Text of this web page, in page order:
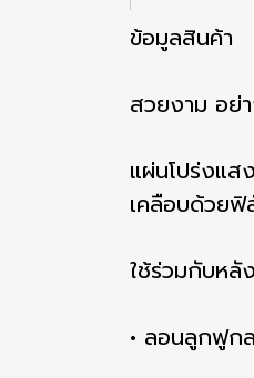
ข้อมูลสินค้า
สวยงาม อย่
แผ่นโปร่งแส
เคลือบด้วย
ใช้ร่วมกับหลั
• ลอนลูกฟูก